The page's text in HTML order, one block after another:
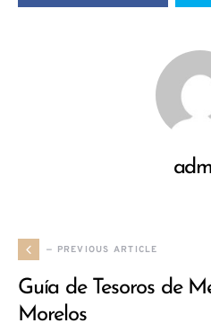
— PREVIOUS ARTICLE
Guía de Tesoros de
Morelos